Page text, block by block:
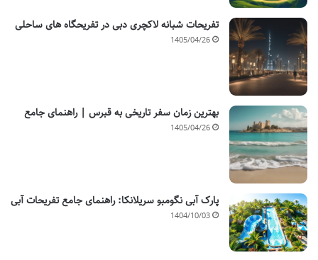
تفریحات شبانه لاکچری دبی در تفریحگاه های ساحلی
1405/04/26
بهترین زمان سفر تاریخی به قبرس | راهنمای جامع
1405/04/26
پارک آبی نگومبو سریلانکا: راهنمای جامع تفریحات آبی
1404/10/03